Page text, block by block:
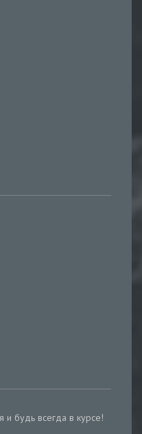
будь всегда в курсе!